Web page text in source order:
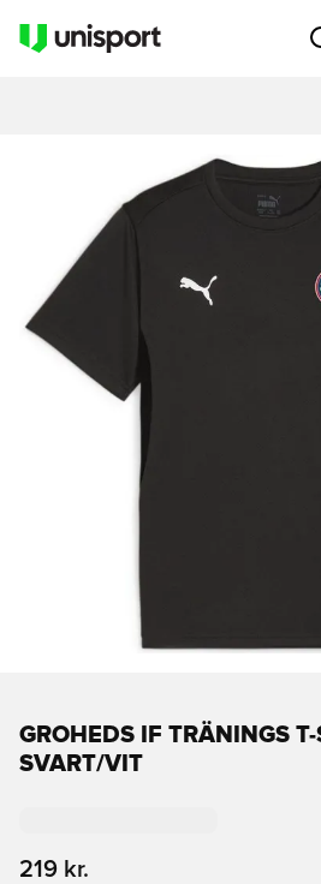
GROHEDS IF TRÄNINGS
SVART/VIT
219 kr.